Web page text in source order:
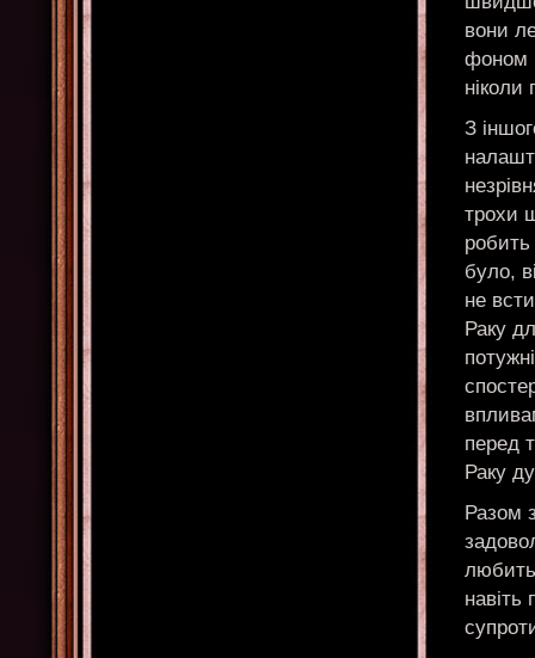
вони
фоном
З
трохи
робить
було,
не
Раку
перед
Раку
Разом
любить
навіть